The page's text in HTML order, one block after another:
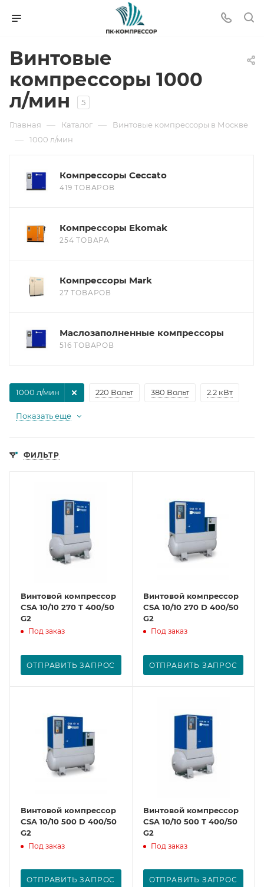
Винтовые
компрессоры 1000
л/мин
5
Главная — Каталог — Винтовые компрессоры в Москве
— 1000 л/мин
Компрессоры Ceccato
419 ТОВАРОВ
Компрессоры Ekomak
254 ТОВАРА
Компрессоры Mark
27 ТОВАРОВ
Маслозаполненные компрессоры
516 ТОВАРОВ
220 Вольт 380 Вольт 2.2 кВт
1000 л/мин
Показать еще
ФИЛЬТР
Винтовой компрессор
CSA 10/10 270 T 400/50
G2
Под заказ
ОТПРАВИТЬ ЗАПРОС
Винтовой компрессор
CSA 10/10 270 D 400/50
G2
Под заказ
ОТПРАВИТЬ ЗАПРОС
Винтовой компрессор
CSA 10/10 500 D 400/50
G2
Под заказ
ОТПРАВИТЬ ЗАПРОС
Винтовой компрессор
CSA 10/10 500 T 400/50
G2
Под заказ
ОТПРАВИТЬ ЗАПРОС